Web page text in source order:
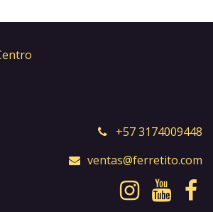
+57 3174009448
ventas@ferretito.com